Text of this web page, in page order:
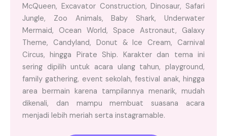
McQueen, Excavator Construction, Dinosaur, Safari
Jungle, Zoo Animals, Baby Shark, Underwater
Mermaid, Ocean World, Space Astronaut, Galaxy
Theme, Candyland, Donut & Ice Cream, Carnival
Circus, hingga Pirate Ship. Karakter dan tema ini
sering dipilih untuk acara ulang tahun, playground,
family gathering, event sekolah, festival anak, hingga
area bermain karena tampilannya menarik, mudah
dikenali, dan mampu membuat suasana acara
menjadi lebih meriah serta instagramable.